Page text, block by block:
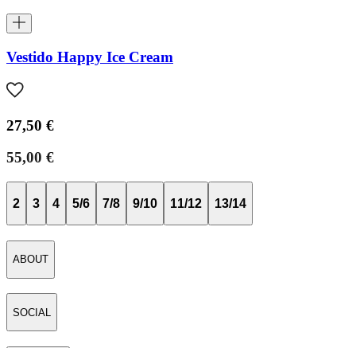
Vestido Happy Ice Cream
27,50 €
55,00 €
2 3 4 5/6 7/8 9/10 11/12 13/14
ABOUT
SOCIAL